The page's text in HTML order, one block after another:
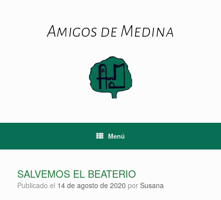
Amigos de Medina
Menú
SALVEMOS EL BEATERIO
Publicado el 14 de agosto de 2020 por Susana